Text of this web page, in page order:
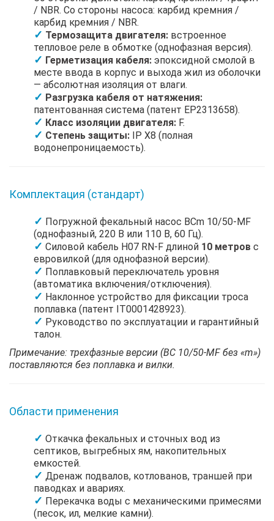
/ NBR. Со стороны насоса: карбид кремния /
карбид кремния / NBR.
Термозащита двигателя: встроенное
тепловое реле в обмотке (однофазная версия).
Герметизация кабеля: эпоксидной смолой в
месте ввода в корпус и выхода жил из оболочки
— абсолютная изоляция от влаги.
Разгрузка кабеля от натяжения:
патентованная система (патент EP2313658).
Класс изоляции двигателя: F.
Степень защиты: IP X8 (полная
водонепроницаемость).
Комплектация (стандарт)
Погружной фекальный насос BCm 10/50-MF
(однофазный, 220 В или 110 В, 60 Гц).
Силовой кабель H07 RN-F длиной 10 метров с
евровилкой (для однофазной версии).
Поплавковый переключатель уровня
(автоматика включения/отключения).
Наклонное устройство для фиксации троса
поплавка (патент IT0001428923).
Руководство по эксплуатации и гарантийный
талон.
Примечание: трехфазные версии (BC 10/50-MF без «m»)
поставляются без поплавка и вилки.
Области применения
Откачка фекальных и сточных вод из
септиков, выгребных ям, накопительных
емкостей.
Дренаж подвалов, котлованов, траншей при
паводках и авариях.
Перекачка воды с механическими примесями
(песок, ил, мелкие камни).